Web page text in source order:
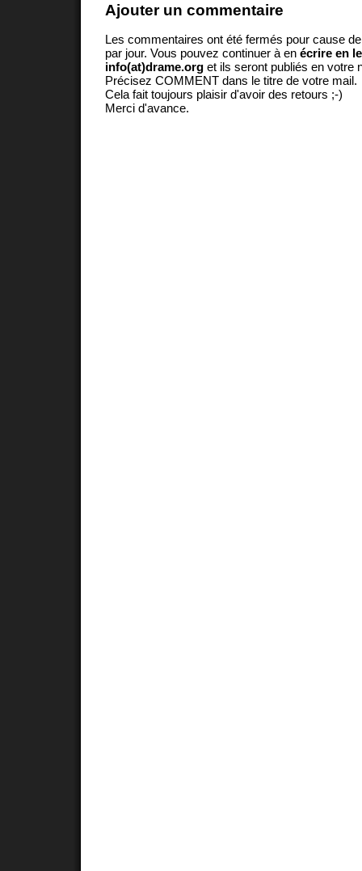
Ajouter un commentaire
Les commentaires ont été fermés pour cause
par jour. Vous pouvez continuer à en écrire en
info(at)drame.org et ils seront publiés en votre
Précisez COMMENT dans le titre de votre mail.
Cela fait toujours plaisir d'avoir des retours ;-)
Merci d'avance.